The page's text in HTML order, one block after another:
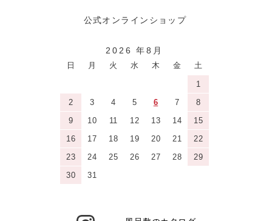
2026 年8月
日 月 火 水 木 金 土
1
2
3 4 5 6 7
8
9
10 11 12 13 14
15
16
17 18 19 20 21
22
23
24 25 26 27 28
29
30
31